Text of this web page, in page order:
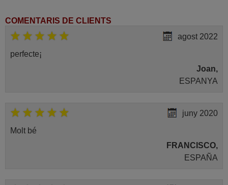
COMENTARIS DE CLIENTS
agost 2022
perfecte¡
Joan,
ESPANYA
juny 2020
Molt bé
FRANCISCO,
ESPAÑA